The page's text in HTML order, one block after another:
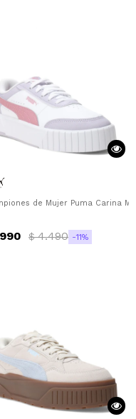
Puma - Negro - Natural
de Mujer Puma Carina
$ 4.490 11